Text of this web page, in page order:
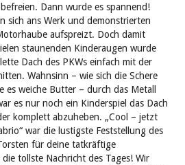
Dann wurde es spannend!
sich ans Werk und demonstrierten
aufspreizt. Doch damit
staunenden Kinderaugen wurde
Dach des PKWs einfach mit der
Wahnsinn – wie sich die Schere
es weiche Butter – durch das Metall
es nur noch ein Kinderspiel das Dach
komplett abzuheben. „Cool – jetzt
war die lustigste Feststellung des
für deine tatkräftige
tollste Nachricht des Tages! Wir